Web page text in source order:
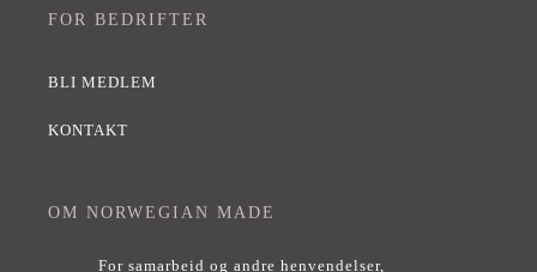
FOR BEDRIFTER
BLI MEDLEM
KONTAKT
OM NORWEGIAN MADE
For samarbeid og andre henvendelser,